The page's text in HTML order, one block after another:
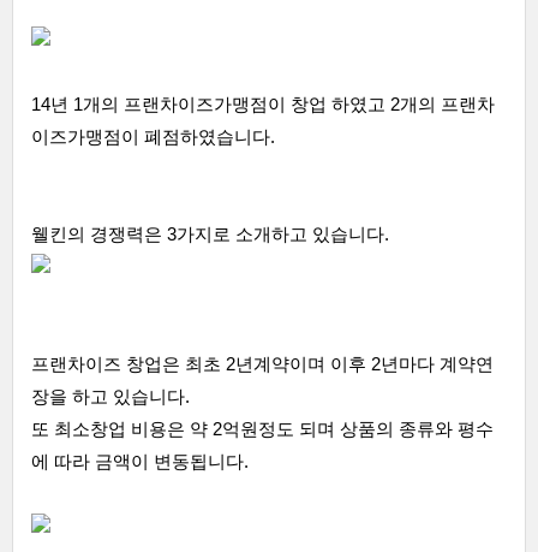
14년 1개의 프랜차이즈가맹점이 창업 하였고 2개의 프랜차
이즈가맹점이 폐점하였습니다.
웰킨의 경쟁력은 3가지로 소개하고 있습니다.
프랜차이즈 창업은 최초 2년계약이며 이후 2년마다 계약연
장을 하고 있습니다.
또 최소창업 비용은 약 2억원정도 되며 상품의 종류와 평수
에 따라 금액이 변동됩니다.